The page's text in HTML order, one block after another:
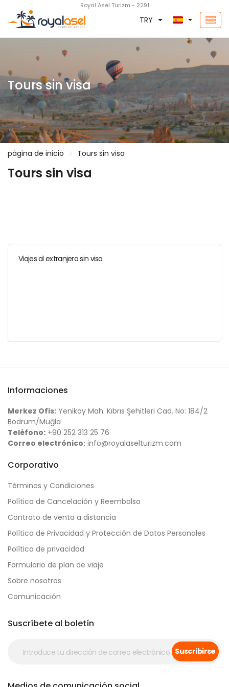
Royal Asel Turizm - 2291
TRY
Tours sin visa
página de inicio Tours sin visa
Tours sin visa
Viajes al extranjero sin visa
Informaciones
Merkez Ofis: Yeniköy Mah. Kıbrıs Şehitleri Cad. No: 184/2
Bodrum/Muğla
Teléfono: +90 252 313 25 76
Correo electrónico: info@royalaselturizm.com
Corporativo
Términos y Condiciones
Política de Cancelación y Reembolso
Contrato de venta a distancia
Política de Privacidad y Protección de Datos Personales
Política de privacidad
Formulario de plan de viaje
Sobre nosotros
Comunicación
Suscríbete al boletín
Suscribirse